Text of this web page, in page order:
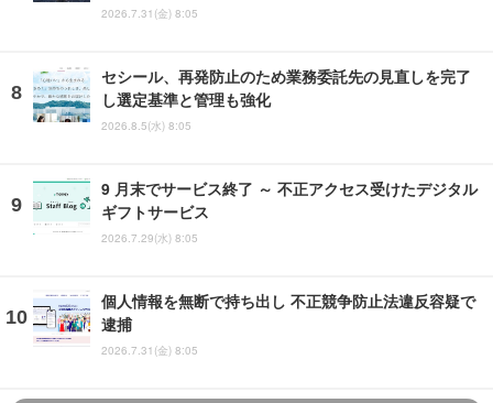
2026.7.31(金) 8:05
セシール、再発防止のため業務委託先の見直しを完了
し選定基準と管理も強化
2026.8.5(水) 8:05
9 月末でサービス終了 ～ 不正アクセス受けたデジタル
ギフトサービス
2026.7.29(水) 8:05
個人情報を無断で持ち出し 不正競争防止法違反容疑で
逮捕
2026.7.31(金) 8:05